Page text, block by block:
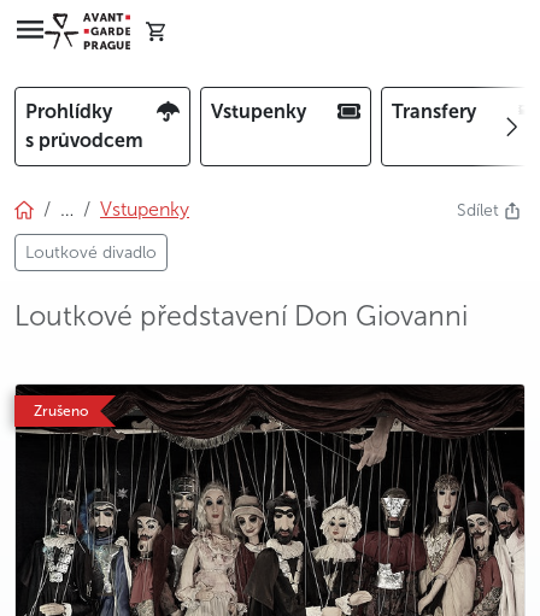
Prohlídky
s průvodcem
Vstupenky Transfery
… Vstupenky
Loutkové divadlo
Sdílet
Loutkové představení Don Giovanni
Zrušeno
photo 5
photo 6
photo 7